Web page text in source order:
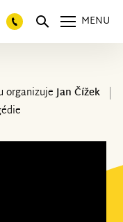
MENU
organizujeJan Čížek